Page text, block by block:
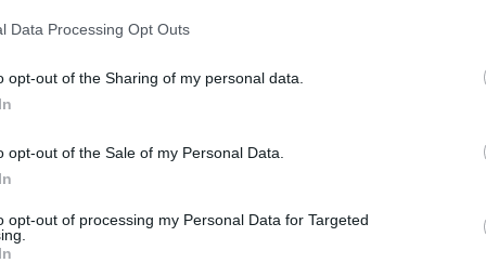
Data Processing Opt Outs
opt-out of the Sharing of my personal data.
opt-out of the Sale of my Personal Data.
opt-out of processing my Personal Data for Targeted
minisztérium adatai szerint múlt héten alig változott az
száma. A két héttel ezelőtti adatok revízióját
csökkent a segélykérők száma (372 ezerről 370 ezerre), a várt 5
portfolio.hu hírarchívumához tartozik, melynek olvasása